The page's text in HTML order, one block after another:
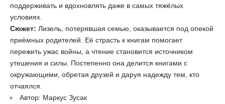
поддерживать и вдохновлять даже в самых тяжёлых
условиях.
Сюжет: Лизель, потерявшая семью, оказывается под опекой
приёмных родителей. Её страсть к книгам помогает
пережить ужас войны, а чтение становится источником
утешения и силы. Постепенно она делится книгами с
окружающими, обретая друзей и даруя надежду тем, кто
отчаялся.
Автор: Маркус Зусак